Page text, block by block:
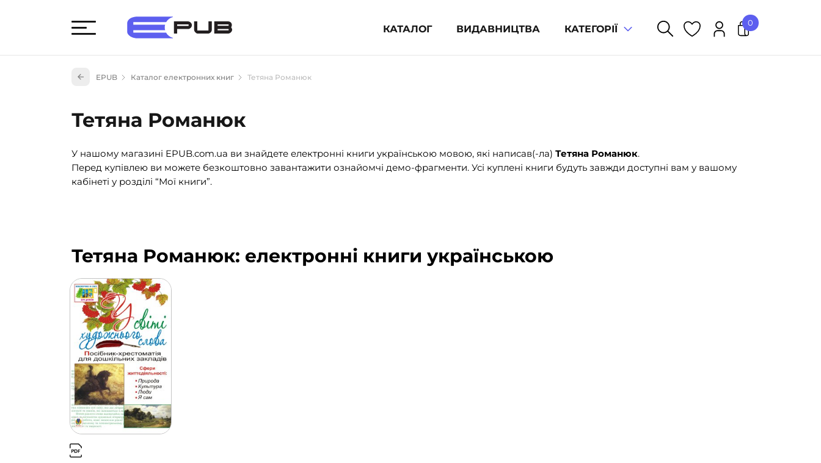
КАТАЛОГ ВИДАВНИЦТВА КАТЕГОРІЇ
Художня література (1854)
(527)
0
У кошику немає товарів.
EPUB Каталог електронних книг Тетяна Романюк
Тетяна Романюк
У нашому магазині EPUB.com.ua ви знайдете електронні книги українською мовою, які написав(-ла) Тетяна Романюк.
Перед купівлею ви можете безкоштовно завантажити ознайомчі демо-фрагменти. Усі куплені книги будуть завжди доступні вам у вашому
кабінеті у розділі “Мої книги”.
Тетяна Романюк: електронні книги українською